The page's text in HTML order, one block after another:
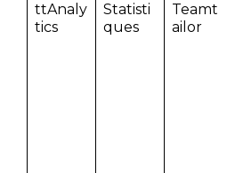
ttAnaly
tics
Statisti
ques
Teamt
ailor